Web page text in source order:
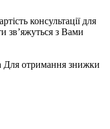
консультації для
звʼяжуться з Вами
Для отримання знижки